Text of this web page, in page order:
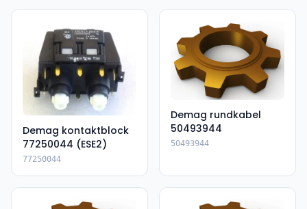
Demag kontaktblock
77250044 (ESE2)
77250044
Demag rundkabel
50493944
50493944